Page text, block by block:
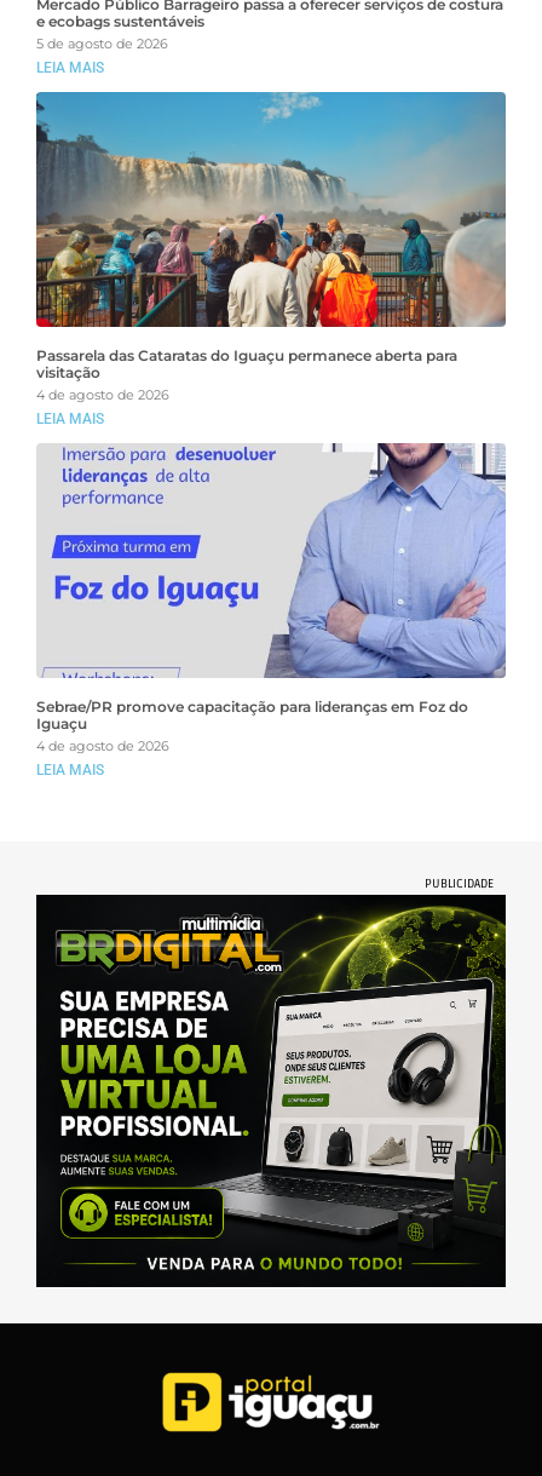
Mercado Público Barrageiro passa a oferecer serviços de costura
e ecobags sustentáveis
5 de agosto de 2026
LEIA MAIS
Passarela das Cataratas do Iguaçu permanece aberta para
visitação
4 de agosto de 2026
LEIA MAIS
Sebrae/PR promove capacitação para lideranças em Foz do
Iguaçu
4 de agosto de 2026
LEIA MAIS
PUBLICIDADE